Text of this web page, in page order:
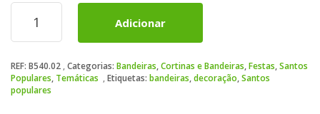
Quantidade
Bandeira
Triângulo
Laranja
Adicionar
REF: B540.02 Categorias: Bandeiras,Cortinas e Bandeiras,Festas,Santos
Populares, Temáticas Etiquetas: bandeiras,decoração,Santos
populares